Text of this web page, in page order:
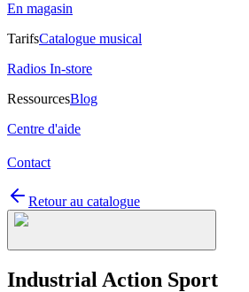
En magasin
TarifsCatalogue musical
Radios In-store
RessourcesBlog
Centre d'aide
Contact
Retour au catalogue
Industrial Action Sport